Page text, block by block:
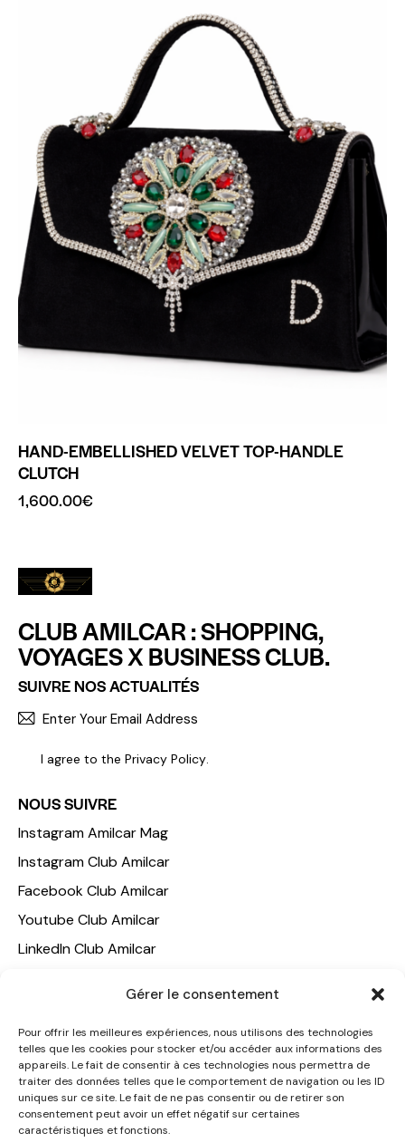
Gérer le consentement
Pour offrir les meilleures expériences, nous utilisons des technologies
telles que les cookies pour stocker et/ou accéder aux informations des
appareils. Le fait de consentir à ces technologies nous permettra de
traiter des données telles que le comportement de navigation ou les ID
uniques sur ce site. Le fait de ne pas consentir ou de retirer son
consentement peut avoir un effet négatif sur certaines
caractéristiques et fonctions.
HAND-EMBELLISHED VELVET TOP-HANDLE
CLUTCH
1,600.00€
CLUB AMILCAR : SHOPPING,
VOYAGES X BUSINESS CLUB.
SUIVRE NOS ACTUALITÉS
I agree to the Privacy Policy.
NOUS SUIVRE
Instagram Amilcar Mag
Instagram Club Amilcar
Facebook Club Amilcar
Youtube Club Amilcar
LinkedIn Club Amilcar
NOTRE GROUPE
ACCUEIL
AMILCAR TRAVEL CLUB
CLUB AMILCAR, Club d'affaires international
AGENCE MEDIANE